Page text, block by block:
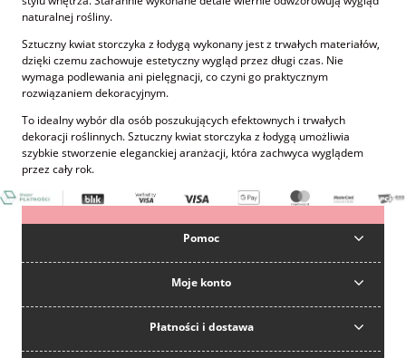
naturalnej rośliny.
Sztuczny kwiat storczyka z łodygą wykonany jest z trwałych materiałów,
dzięki czemu zachowuje estetyczny wygląd przez długi czas. Nie
wymaga podlewania ani pielęgnacji, co czyni go praktycznym
rozwiązaniem dekoracyjnym.
To idealny wybór dla osób poszukujących efektownych i trwałych
dekoracji roślinnych. Sztuczny kwiat storczyka z łodygą umożliwia
szybkie stworzenie eleganckiej aranżacji, która zachwyca wyglądem
przez cały rok.
Pomoc
Moje konto
Płatności i dostawa